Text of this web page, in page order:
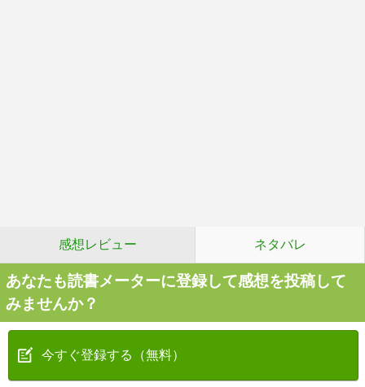
感想レビュー ネタバレ
あなたも読書メーターに登録して感想を投稿して
みませんか？
今すぐ登録する（無料）